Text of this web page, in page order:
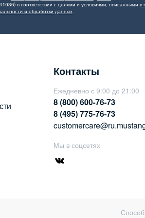
в соответствии с целями и условиями, описанными в
и обработки данных.
Контакты
Ежедневно с 9:00 до 21:00
8 (800) 600-76-73
8 (495) 775-76-73
Мы в соцсетях